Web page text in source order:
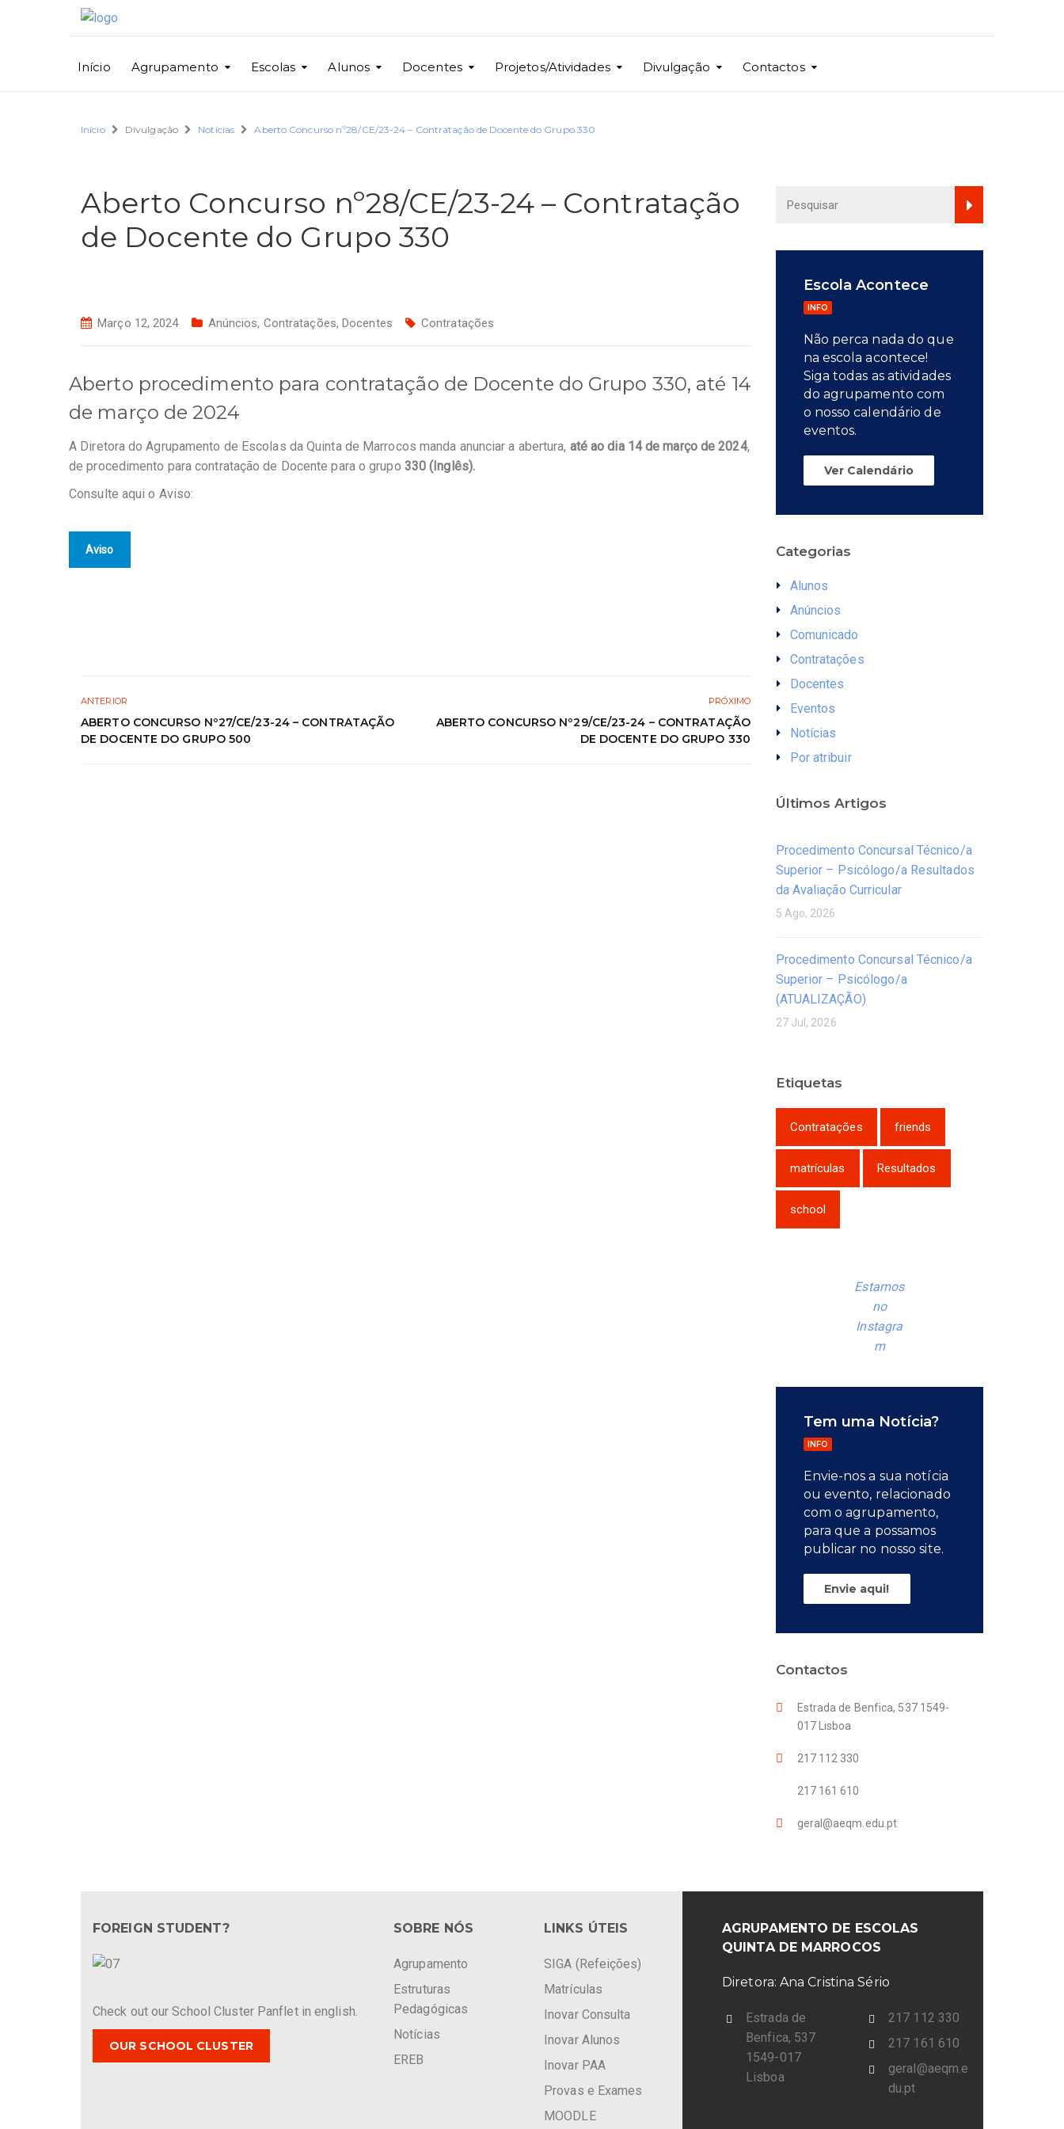
Início Agrupamento Escolas Alunos Docentes Projetos/Atividades Divulgação Contactos
Início Divulgação Notícias Aberto Concurso nº28/CE/23-24 – Contratação de Docente do Grupo 330
Aberto Concurso nº28/CE/23-24 – Contratação
de Docente do Grupo 330
Março 12, 2024 Anúncios, Contratações,Docentes Contratações
Aberto procedimento para contratação de Docente do Grupo 330, até 14
de março de 2024
A Diretora do Agrupamento de Escolas da Quinta de Marrocos manda anunciar a abertura, até ao dia 14 de março de 2024,
de procedimento para contratação de Docente para o grupo 330 (Inglês).
Consulte aqui o Aviso:
Aviso
ANTERIOR
ABERTO CONCURSO Nº27/CE/23-24 – CONTRATAÇÃO
DE DOCENTE DO GRUPO 500
PRÓXIMO
ABERTO CONCURSO Nº29/CE/23-24 – CONTRATAÇÃO
DE DOCENTE DO GRUPO 330
Escola Acontece
INFO
Não perca nada do que
na escola acontece!
Siga todas as atividades
do agrupamento com
o nosso calendário de
eventos.
Ver Calendário
Categorias
Alunos
Anúncios
Comunicado
Contratações
Docentes
Eventos
Notícias
Por atribuir
Últimos Artigos
Procedimento Concursal Técnico/a
Superior – Psicólogo/a Resultados
da Avaliação Curricular
5 Ago, 2026
Procedimento Concursal Técnico/a
Superior – Psicólogo/a
(ATUALIZAÇÃO)
27 Jul, 2026
Etiquetas
Contratações friends
matrículas Resultados
school
Estamos
no
Instagra
m
Tem uma Notícia?
INFO
Envie-nos a sua notícia
ou evento, relacionado
com o agrupamento,
para que a possamos
publicar no nosso site.
Envie aqui!
Contactos
Estrada de Benfica, 537 1549-
017 Lisboa
217 112 330
217 161 610
geral@aeqm.edu.pt
FOREIGN STUDENT?
Check out our School Cluster Panflet in english.
OUR SCHOOL CLUSTER
SOBRE NÓS
Agrupamento
Estruturas
Pedagógicas
Notícias
EREB
LINKS ÚTEIS
SIGA (Refeições)
Matrículas
Inovar Consulta
Inovar Alunos
Inovar PAA
Provas e Exames
MOODLE
AGRUPAMENTO DE ESCOLAS
QUINTA DE MARROCOS
Diretora: Ana Cristina Sério
Estrada de
Benfica, 537
1549-017
Lisboa
217 112 330
217 161 610
geral@aeqm.e
du.pt